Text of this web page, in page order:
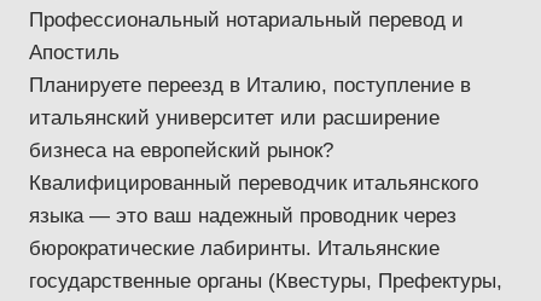
Профессиональный нотариальный перевод и
Апостиль
Планируете переезд в Италию, поступление в
итальянский университет или расширение
бизнеса на европейский рынок?
Квалифицированный переводчик итальянского
языка — это ваш надежный проводник через
бюрократические лабиринты. Итальянские
государственные органы (Квестуры, Префектуры,